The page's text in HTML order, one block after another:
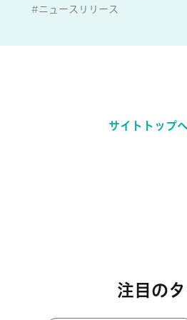
#ニュースリリース
サイトトップ
注目の